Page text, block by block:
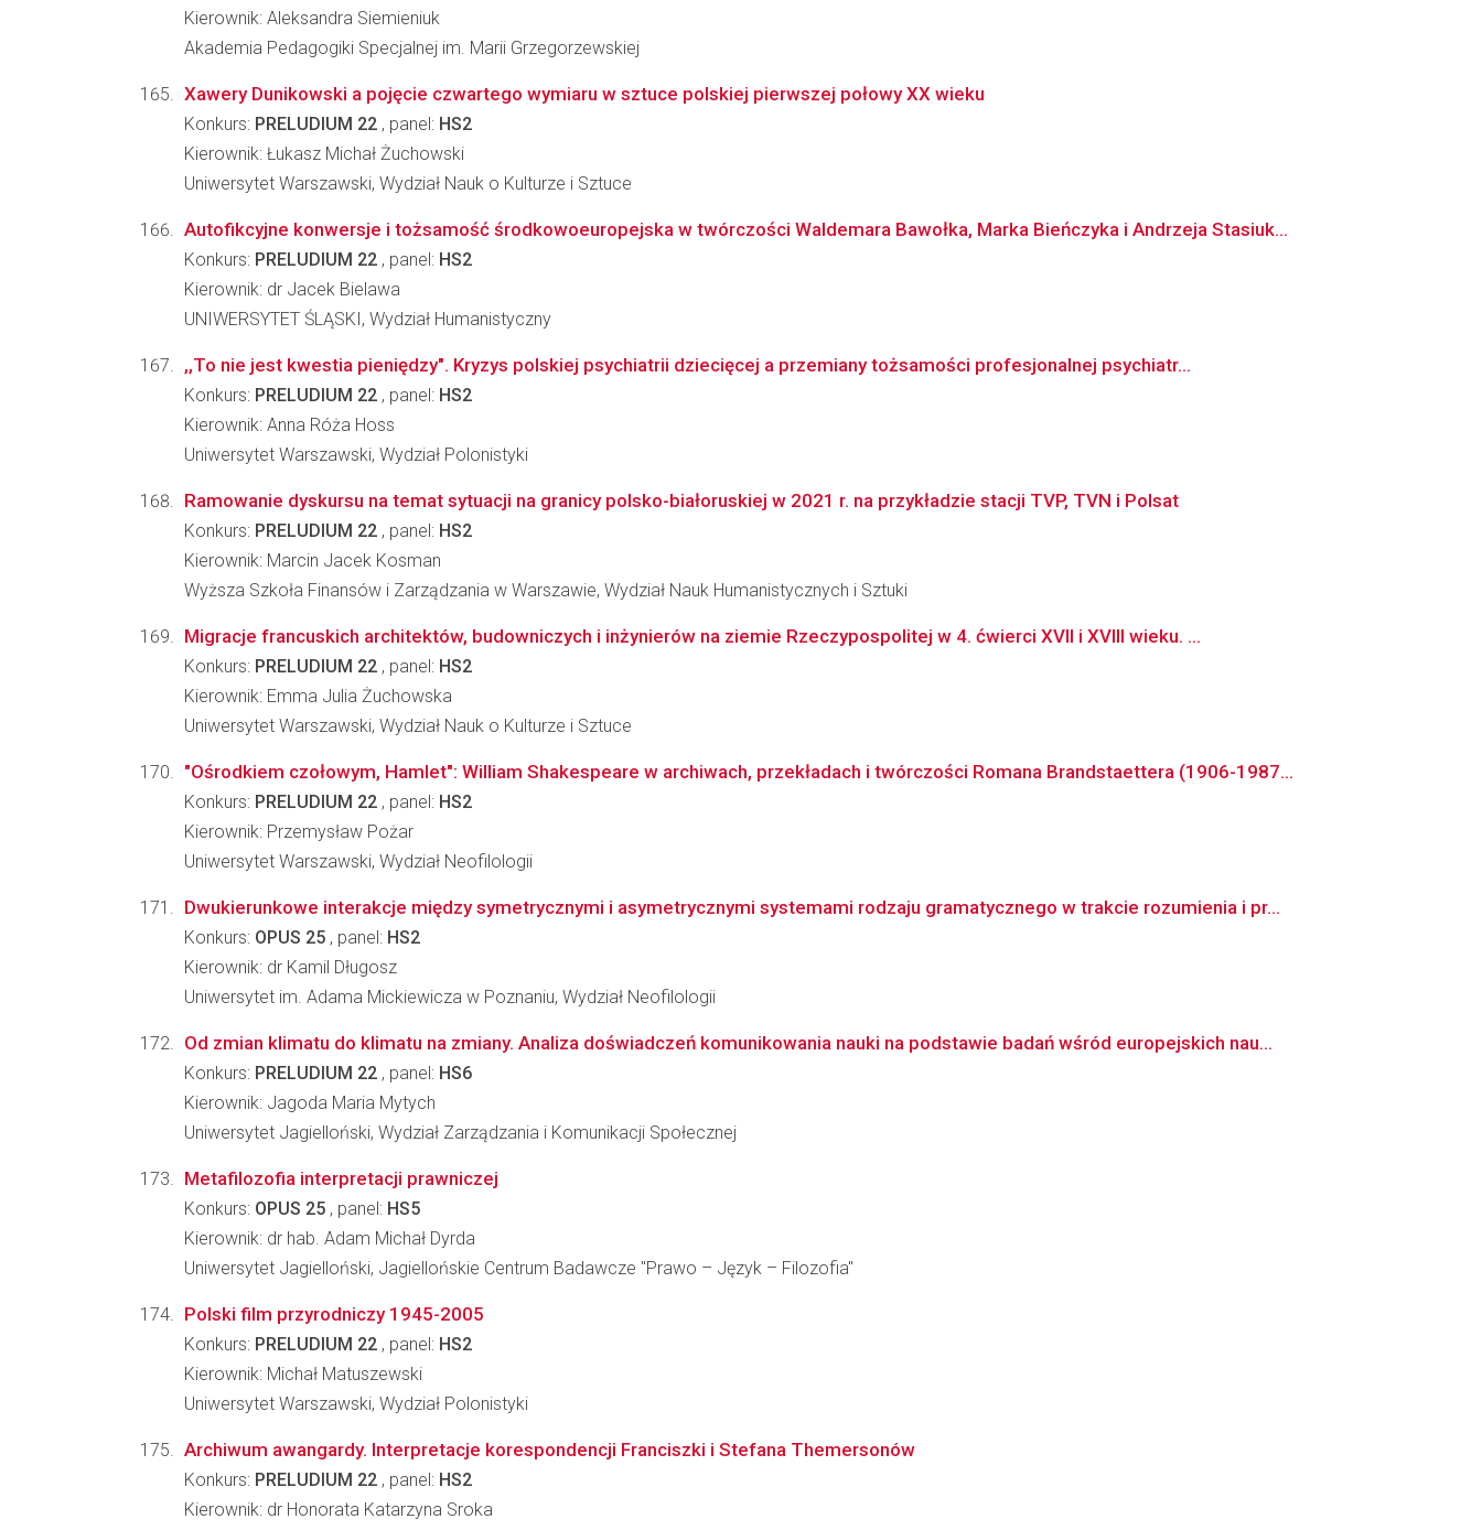
Kierownik: Aleksandra Siemieniuk
Akademia Pedagogiki Specjalnej im. Marii Grzegorzewskiej
Xawery Dunikowski a pojęcie czwartego wymiaru w sztuce polskiej pierwszej połowy XX wieku
Konkurs: PRELUDIUM 22 , panel: HS2
Kierownik: Łukasz Michał Żuchowski
Uniwersytet Warszawski, Wydział Nauk o Kulturze i Sztuce
Autofikcyjne konwersje i tożsamość środkowoeuropejska w twórczości Waldemara Bawołka, Marka Bieńczyka i Andrzeja Stasiuk...
Konkurs: PRELUDIUM 22 , panel: HS2
Kierownik: dr Jacek Bielawa
UNIWERSYTET ŚLĄSKI, Wydział Humanistyczny
,,To nie jest kwestia pieniędzy". Kryzys polskiej psychiatrii dziecięcej a przemiany tożsamości profesjonalnej psychiatr...
Konkurs: PRELUDIUM 22 , panel: HS2
Kierownik: Anna Róża Hoss
Uniwersytet Warszawski, Wydział Polonistyki
Ramowanie dyskursu na temat sytuacji na granicy polsko-białoruskiej w 2021 r. na przykładzie stacji TVP, TVN i Polsat
Konkurs: PRELUDIUM 22 , panel: HS2
Kierownik: Marcin Jacek Kosman
Wyższa Szkoła Finansów i Zarządzania w Warszawie, Wydział Nauk Humanistycznych i Sztuki
Migracje francuskich architektów, budowniczych i inżynierów na ziemie Rzeczypospolitej w 4. ćwierci XVII i XVIII wieku. ...
Konkurs: PRELUDIUM 22 , panel: HS2
Kierownik: Emma Julia Żuchowska
Uniwersytet Warszawski, Wydział Nauk o Kulturze i Sztuce
"Ośrodkiem czołowym, Hamlet": William Shakespeare w archiwach, przekładach i twórczości Romana Brandstaettera (1906-1987...
Konkurs: PRELUDIUM 22 , panel: HS2
Kierownik: Przemysław Pożar
Uniwersytet Warszawski, Wydział Neofilologii
Dwukierunkowe interakcje między symetrycznymi i asymetrycznymi systemami rodzaju gramatycznego w trakcie rozumienia i pr...
Konkurs: OPUS 25 , panel: HS2
Kierownik: dr Kamil Długosz
Uniwersytet im. Adama Mickiewicza w Poznaniu, Wydział Neofilologii
Od zmian klimatu do klimatu na zmiany. Analiza doświadczeń komunikowania nauki na podstawie badań wśród europejskich nau...
Konkurs: PRELUDIUM 22 , panel: HS6
Kierownik: Jagoda Maria Mytych
Uniwersytet Jagielloński, Wydział Zarządzania i Komunikacji Społecznej
Metafilozofia interpretacji prawniczej
Konkurs: OPUS 25 , panel: HS5
Kierownik: dr hab. Adam Michał Dyrda
Uniwersytet Jagielloński, Jagiellońskie Centrum Badawcze "Prawo – Język – Filozofia"
Polski film przyrodniczy 1945-2005
Konkurs: PRELUDIUM 22 , panel: HS2
Kierownik: Michał Matuszewski
Uniwersytet Warszawski, Wydział Polonistyki
Archiwum awangardy. Interpretacje korespondencji Franciszki i Stefana Themersonów
Konkurs: PRELUDIUM 22 , panel: HS2
Kierownik: dr Honorata Katarzyna Sroka